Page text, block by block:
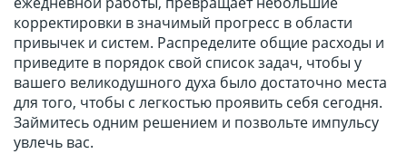
корректировки в значимый прогресс в области
привычек и систем. Распределите общие расходы и
приведите в порядок свой список задач, чтобы у
вашего великодушного духа было достаточно места
для того, чтобы с легкостью проявить себя сегодня.
Займитесь одним решением и позвольте импульсу
увлечь вас.